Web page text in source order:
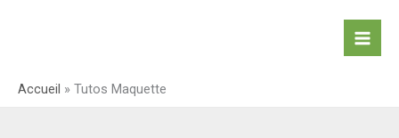
Accueil » Tutos Maquette